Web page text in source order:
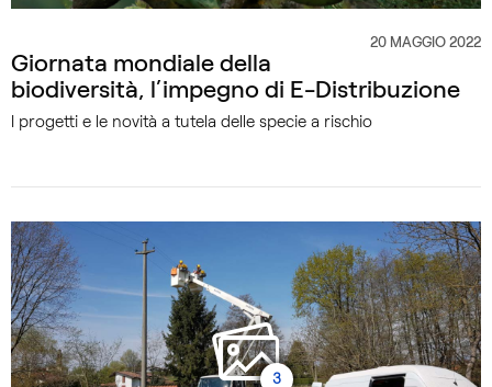
20 MAGGIO 2022
Giornata mondiale della
biodiversità, l’impegno di E-Distribuzione
I progetti e le novità a tutela delle specie a rischio
3